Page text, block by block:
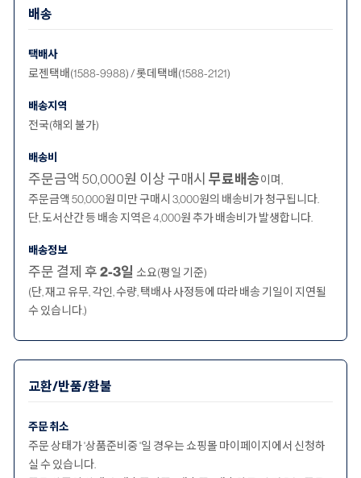
배송
택배사
로젠택배(1588-9988) / 롯데택배(1588-2121)
배송지역
전국(해외 불가)
배송비
주문금액 50,000원 이상 구매시 무료배송이며,
주문금액 50,000원 미만 구매시 3,000원의 배송비가 청구됩니다.
단, 도서산간 등 배송 지역은 4,000원 추가 배송비가 발생합니다.
배송정보
주문 결제 후 2-3일 소요(평일 기준)
(단, 재고 유무, 각인, 수량, 택배사 사정등에 따라 배송 기일이 지연될
수 있습니다.)
교환/반품/환불
주문 취소
주문 상태가 '상품준비중 '일 경우는 쇼핑몰 마이페이지에서 신청하
실 수 있습니다.